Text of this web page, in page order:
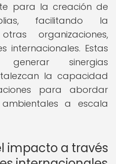
para la creación de
facilitando la
organizaciones,
internacionales. Estas
sinergias
la capacidad
para abordar
a escala
impacto a través